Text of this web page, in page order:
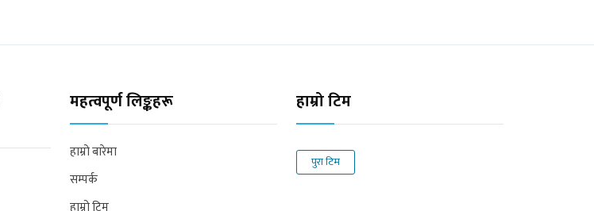
महत्वपूर्ण लिङ्कहरू
हाम्रो बारेमा
सम्पर्क
हाम्रो टिम
पुरा टिम